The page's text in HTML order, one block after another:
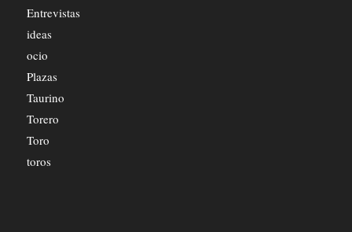
Entrevistas
ideas
ocio
Plazas
Taurino
Torero
Toro
toros